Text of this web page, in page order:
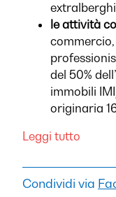
le attività
del 50%
immobili
originaria
Leggi tutto
Condividi via